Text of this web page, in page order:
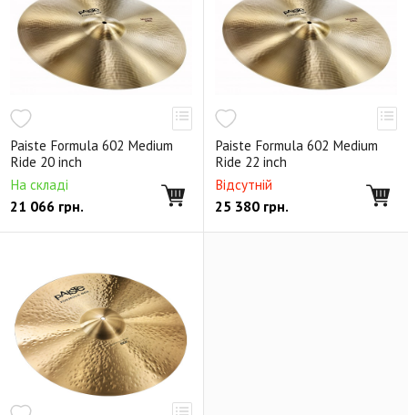
Paiste Formula 602 Medium
Ride 20 inch
На складі
21 066 грн.
Paiste Formula 602 Medium
Ride 22 inch
Відсутній
25 380 грн.